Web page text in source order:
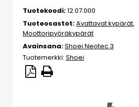
Tuotekoodi:12.07.000
Tuoteosastot:Avattavat kypärät,
Moottoripyöräkypärät
Avainsana:Shoei Neotec 3
Tuotemerkki: Shoei